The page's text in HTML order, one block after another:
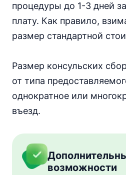
процедуры до 1-3 дней
плату. Как правило,
размер стандартной
Размер консульских
от типа
однократное или
въезд.
возможности